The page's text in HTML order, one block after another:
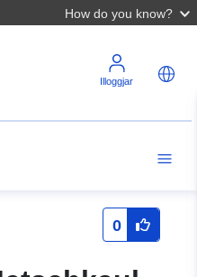
How do you know?
Illoggjar
0